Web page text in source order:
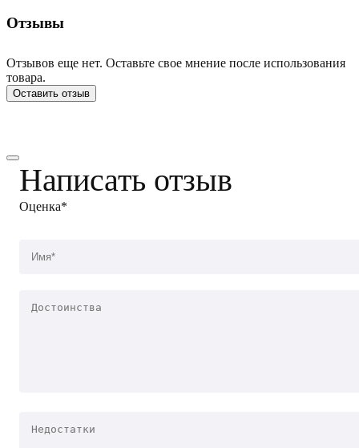
Отзывы
Отзывов еще нет. Оставьте свое мнение после использования
товара.
Оставить отзыв
Написать отзыв
Оценка*